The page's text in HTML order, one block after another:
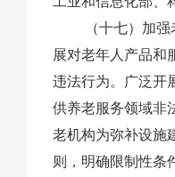
（十七）加
展对老年人产品和
违法行为。广泛开
供养老服务领域非
老机构为弥补设施
则，明确限制性条